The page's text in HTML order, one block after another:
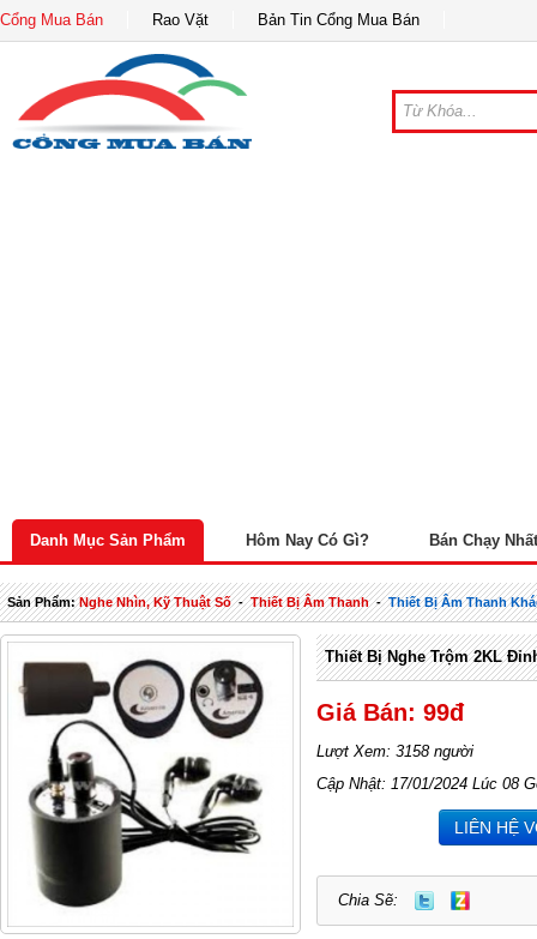
Cổng Mua Bán Rao Vặt Bản Tin Cổng Mua Bán
Danh Mục Sản Phẩm Hôm Nay Có Gì? Bán Chạy Nhất
Sản Phẩm:Nghe Nhìn, Kỹ Thuật Số-Thiết Bị Âm Thanh-Thiết Bị Âm Thanh
Thiết Bị Nghe Trộm 2KL
Giá Bán: 99đ
Lượt Xem: 3158 người
Cập Nhật: 17/01/2024 Lúc 08
LIÊN HỆ
Chia Sẽ: